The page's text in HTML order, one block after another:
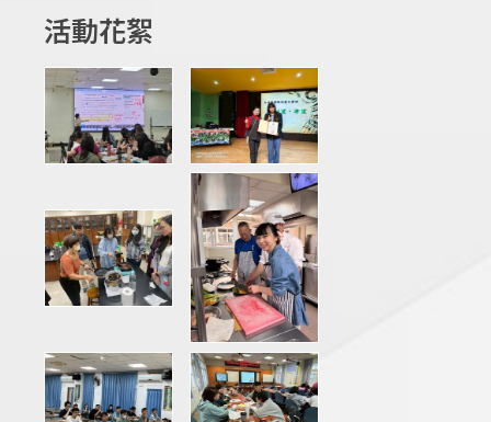
活動花絮